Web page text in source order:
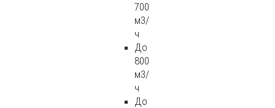
700
м3/
ч
До
800
м3/
ч
До